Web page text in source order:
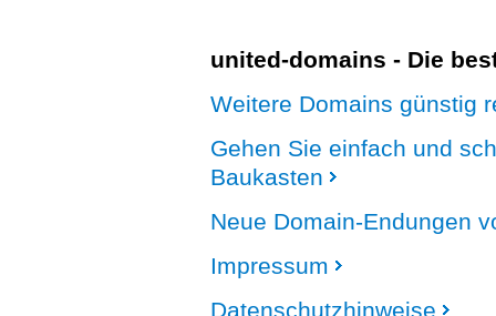
united-domains - Die
Weitere Domains günstig
Gehen Sie einfach und
Baukasten
Neue Domain-Endungen
Impressum
Datenschutzhinweise